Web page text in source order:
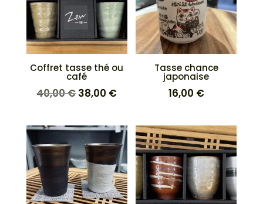
Coffret tasse thé ou
café
40,00€Le
initial
était :
40,00 €.
38,00 €Le
actuel
est :
38,00 €.
Tasse chance
japonaise
16,00 €